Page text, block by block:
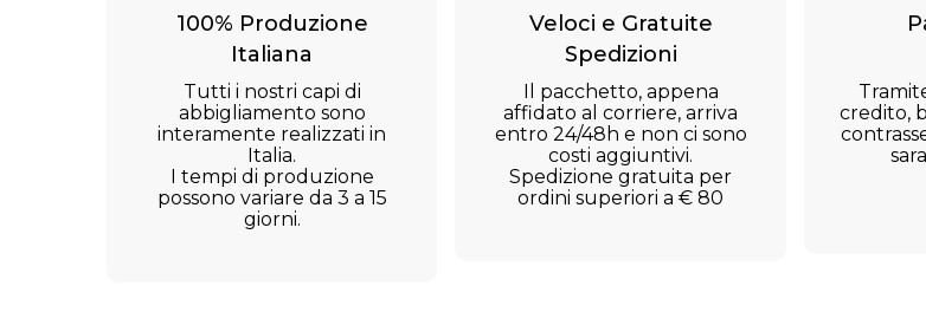
100% Produzione
Italiana
Tutti i nostri capi di
abbigliamento sono
interamente realizzati in
Italia.
I tempi di produzione
possono variare da 3 a 15
giorni.
Veloci e Gratuite
Spedizioni
Il pacchetto, appena
affidato al corriere, arriva
entro 24/48h e non ci sono
costi aggiuntivi.
Spedizione gratuita per
ordini superiori a € 80
credito,